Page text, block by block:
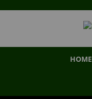
HOME